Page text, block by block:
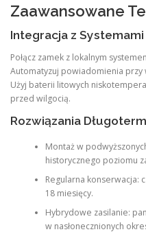
Zaawansowane
Integracja z
Połącz zamek z lokalnym
Automatyzuj powiadomienia
Użyj baterii litowych
przed wilgocią.
Rozwiązania
Montaż w
historycznego poziomu
Regularna konserwacja:
18 miesięcy.
Hybrydowe zasilanie:
w nasłonecznionych